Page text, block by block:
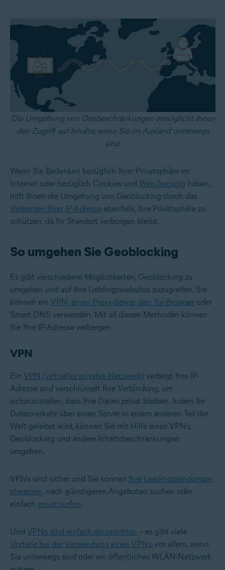
Die Umgehung von Geobeschränkungen ermöglicht Ihnen
den Zugriff auf Inhalte, wenn Sie im Ausland unterwegs
sind.
Wenn Sie Bedenken bezüglich Ihrer Privatsphäre im
Internet oder bezüglich Cookies und Web-Tracking haben,
hilft Ihnen die Umgehung von Geoblocking durch das
Verbergen Ihrer IP-Adresse ebenfalls, Ihre Privatsphäre zu
schützen, da Ihr Standort verborgen bleibt.
So umgehen Sie Geoblocking
Es gibt verschiedene Möglichkeiten, Geoblocking zu
umgehen und auf Ihre Lieblingswebsites zuzugreifen. Sie
können ein VPN, einen Proxy-Server, den Tor-Browser oder
Smart DNS verwenden. Mit all diesen Methoden können
Sie Ihre IP-Adresse verbergen.
VPN
Ein VPN (virtuelles privates Netzwerk) verbirgt Ihre IP-
Adresse und verschlüsselt Ihre Verbindung, um
sicherzustellen, dass Ihre Daten privat bleiben. Indem Ihr
Datenverkehr über einen Server in einem anderen Teil der
Welt geleitet wird, können Sie mit Hilfe eines VPNs,
Geoblocking und andere Inhaltsbeschränkungen
umgehen.
VPNs sind sicher und Sie können
Ihre Lieblingssendungen
streamen , nach günstigeren Angeboten suchen oder
einfach privat surfen.
Und VPNs sind einfach einzurichten – es gibt viele
Vorteile bei der Verwendung eines VPNs, vor allem, wenn
Sie unterwegs sind oder ein öffentliches WLAN-Netzwerk